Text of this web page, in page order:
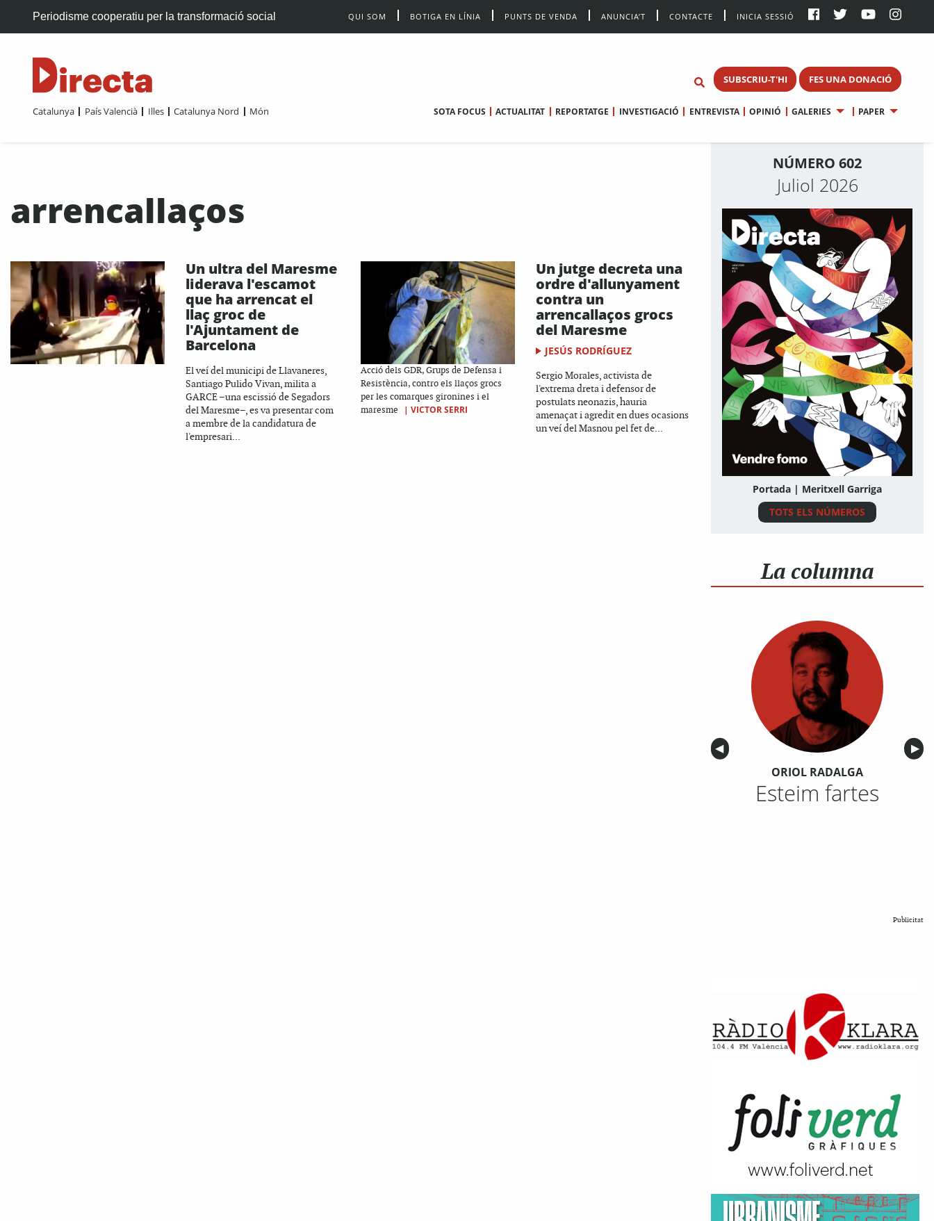
Periodisme cooperatiu per la transformació social QUI SOM BOTIGA EN LÍNIA PUNTS DE VENDA ANUNCIA’T CONTACTE INICIA SESSIÓ
SUBSCRIU-T'HI FES UNA DONACIÓ
Catalunya País Valencià Illes Catalunya Nord Món SOTA FOCUS ACTUALITAT REPORTATGE INVESTIGACIÓ ENTREVISTA OPINIÓ GALERIES PAPER
arrencallaços
Un ultra del Maresme
liderava l'escamot
que ha arrencat el
llaç groc de
l'Ajuntament de
Barcelona
El veí del municipi de Llavaneres,
Santiago Pulido Vivan, milita a
GARCE –una escissió de Segadors
del Maresme–, es va presentar com
a membre de la candidatura de
l'empresari...
Acció dels GDR, Grups de Defensa i
Resistència, contro els llaços grocs
per les comarques gironines i el
maresme
| VICTOR SERRI
Un jutge decreta una
ordre d'allunyament
contra un
arrencallaços grocs
del Maresme
JESÚS RODRÍGUEZ
Sergio Morales, activista de
l'extrema dreta i defensor de
postulats neonazis, hauria
amenaçat i agredit en dues ocasions
un veí del Masnou pel fet de...
NÚMERO 602
Juliol 2026
Portada | Meritxell Garriga
TOTS ELS NÚMEROS
La columna
Anterior
◀︎ ▶︎
ORIOL RADALGA
Esteim fartes
Publicitat